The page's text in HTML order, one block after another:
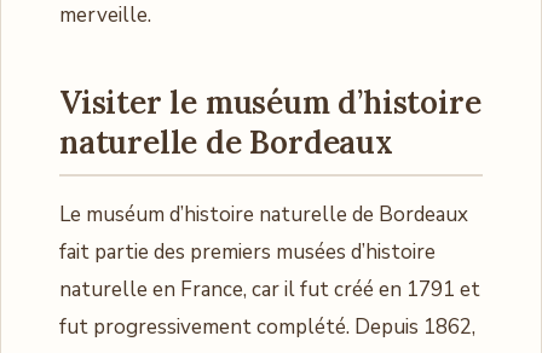
merveille.
Visiter le muséum d’histoire
naturelle de Bordeaux
Le muséum d’histoire naturelle de Bordeaux
fait partie des premiers musées d’histoire
naturelle en France, car il fut créé en 1791 et
fut progressivement complété. Depuis 1862,